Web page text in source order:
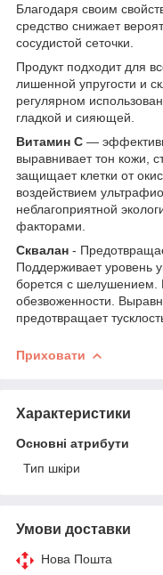
Благодаря своим
средство снижает
сосудистой сеточки.
Продукт подходит для
лишенной упругости и
регулярном
гладкой и сияющей.
Витамин С —
выравнивает тон кожи,
защищает клетки от
воздействием
неблагоприятной
факторами.
Сквалан -
Поддерживает уровень
борется с шелушением.
обезвоженности.
предотвращает
Приховати
Характеристики
Основні атрибути
Тип шкіри
Умови доставки
Нова Пошта